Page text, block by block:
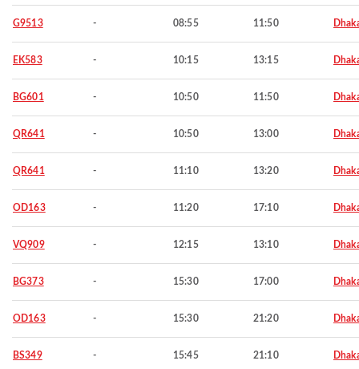
G9513 - 08:55 11:50
EK583 - 10:15 13:15
BG601 - 10:50 11:50
QR641 - 10:50 13:00
QR641 - 11:10 13:20
OD163 - 11:20 17:10
VQ909 - 12:15 13:10
BG373 - 15:30 17:00
OD163 - 15:30 21:20
BS349 - 15:45 21:10